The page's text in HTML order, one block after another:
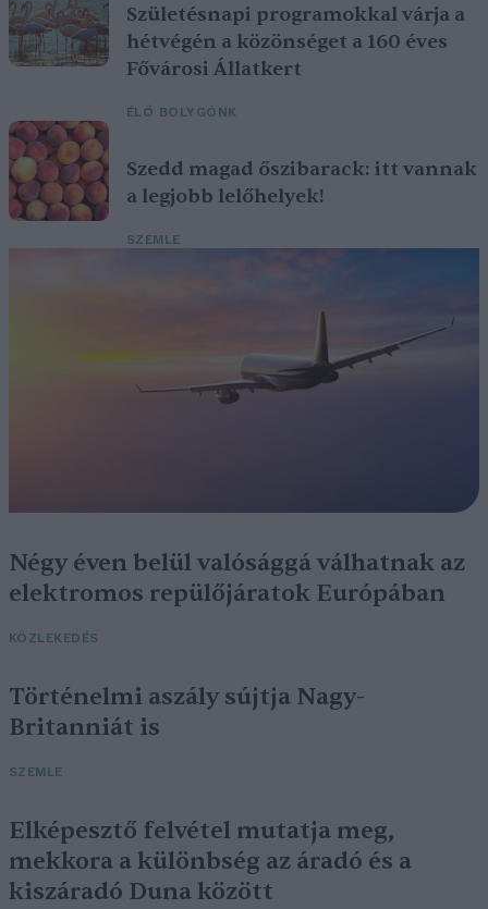
Születésnapi programokkal várja a
hétvégén a közönséget a 160 éves
Fővárosi Állatkert
ÉLŐ BOLYGÓNK
Szedd magad őszibarack: itt vannak
a legjobb lelőhelyek!
SZEMLE
Négy éven belül valósággá válhatnak az
elektromos repülőjáratok Európában
KÖZLEKEDÉS
Történelmi aszály sújtja Nagy-
Britanniát is
SZEMLE
Elképesztő felvétel mutatja meg,
mekkora a különbség az áradó és a
kiszáradó Duna között